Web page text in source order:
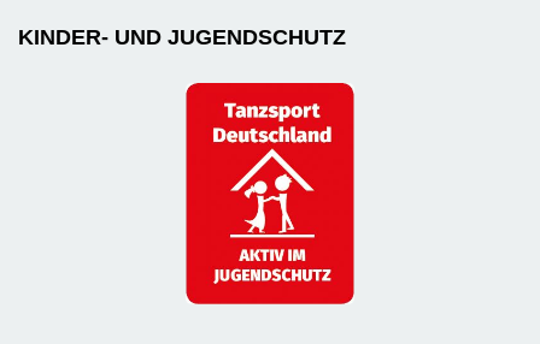
KINDER- UND JUGENDSCHUTZ